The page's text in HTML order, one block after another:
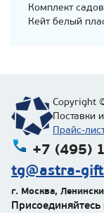
Комплект
Кейт белый
Copyright
Поставки
Прайс-
+7 (495)
tg@astra-
г. Москва,
Присоединяйтесь